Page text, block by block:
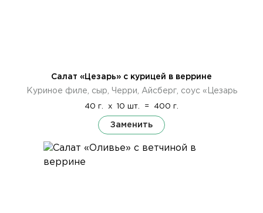
Салат «Цезарь» с курицей в веррине
Куриное филе, сыр, Черри, Айсберг, соус «Цезарь
40 г. x 10 шт. = 400 г.
Заменить